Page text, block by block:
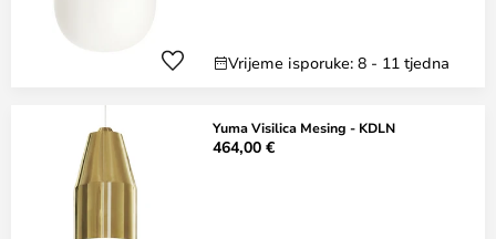
Vrijeme isporuke: 8 - 11 tjedna
Yuma Visilica Mesing - KDLN
464,00 €